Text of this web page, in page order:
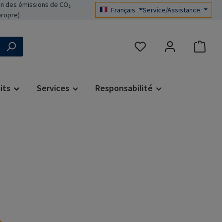
des émissions de CO₂
Français Service/Assistance
Vous avez 0 articles
Services Responsabilité